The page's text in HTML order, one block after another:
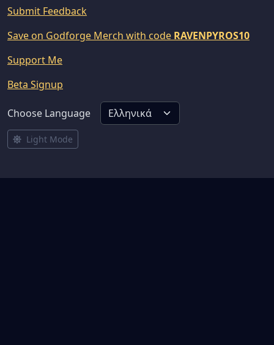
Submit Feedback
Save on Godforge Merch with code RAVENPYROS10
Support Me
Beta Signup
Choose Language
Light Mode